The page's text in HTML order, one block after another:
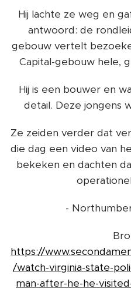
Hij lachte ze weg en
antwoord: de
gebouw vertelt
Capital-gebouw hele,
Hij is een bouwer en
detail. Deze jongens
Ze zeiden verder dat
die dag een video van
bekeken en dachten
-
https://
/watch-virginia-state-
man-after-he-he-